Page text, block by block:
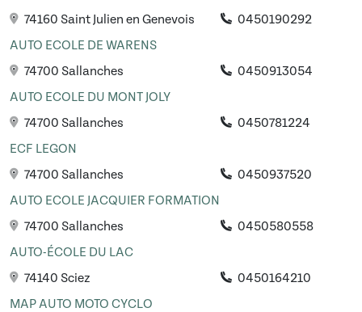
74160 Saint Julien en Genevois
0450190292
AUTO ECOLE DE WARENS
74700 Sallanches
0450913054
AUTO ECOLE DU MONT JOLY
74700 Sallanches
0450781224
ECF LEGON
74700 Sallanches
0450937520
AUTO ECOLE JACQUIER FORMATION
74700 Sallanches
0450580558
AUTO-ÉCOLE DU LAC
74140 Sciez
0450164210
MAP AUTO MOTO CYCLO